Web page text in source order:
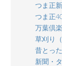
つま正
つま正
万葉倶
草刈り
昔とっ
新聞・